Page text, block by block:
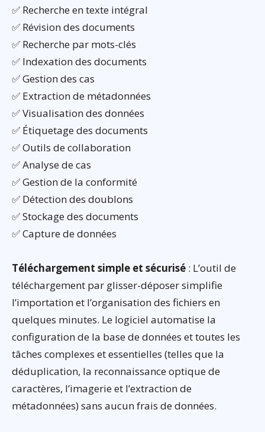
✅ Recherche en texte intégral
✅ Révision des documents
✅ Recherche par mots-clés
✅ Indexation des documents
✅ Gestion des cas
✅ Extraction de métadonnées
✅ Visualisation des données
✅ Étiquetage des documents
✅ Outils de collaboration
✅ Analyse de cas
✅ Gestion de la conformité
✅ Détection des doublons
✅ Stockage des documents
✅ Capture de données
Téléchargement simple et sécurisé : L’outil de
téléchargement par glisser-déposer simplifie
l’importation et l’organisation des fichiers en
quelques minutes. Le logiciel automatise la
configuration de la base de données et toutes les
tâches complexes et essentielles (telles que la
déduplication, la reconnaissance optique de
caractères, l’imagerie et l’extraction de
métadonnées) sans aucun frais de données.